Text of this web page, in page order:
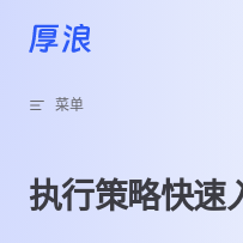
跳转到内容
菜单
执行策略快速